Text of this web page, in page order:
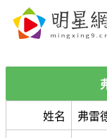
姓名 弗雷